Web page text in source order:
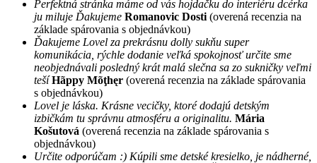
Perfektná stránka máme od vás hojdačku do interiéru dcérka
ju miluje Ďakujeme Romanovic Dosti (overená recenzia na
základe spárovania s objednávkou)
Ďakujeme Lovel za prekrásnu dolly sukňu super
komunikácia, rýchle dodanie veľká spokojnosť určite sme
neobjednávali posledný krát malá slečna sa zo sukničky veľmi
tešíHãppy Mõţhęr (overená recenzia na základe spárovania
s objednávkou)
Lovel je láska. Krásne vecičky, ktoré dodajú detským
izbičkám tu správnu atmosféru a originalitu. Mária
Košutová (overená recenzia na základe spárovania s
objednávkou)
Určite odporúčam :) Kúpili sme detské kresielko, je nádherné,